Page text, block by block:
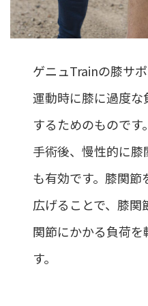
ゲニュTrainの膝サ
運動時に膝に過度
するためのもので
手術後、慢性的に
も有効です。膝関節
広げることで、膝関
関節にかかる負荷
す。